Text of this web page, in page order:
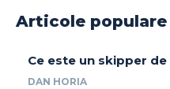
Articole populare
Ce este un skipper
DAN HORIA